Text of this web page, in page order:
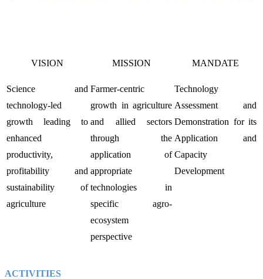
VISION
Science and
technology-led
growth leading to
enhanced
productivity,
profitability and
sustainability of
agriculture
MISSION
Farmer-centric
growth in agriculture
and allied sectors
through the
application of
appropriate
technologies in
specific agro-
ecosystem
perspective
MANDATE
Technology
Assessment and
Demonstration for its
Application and
Capacity
Development
ACTIVITIES